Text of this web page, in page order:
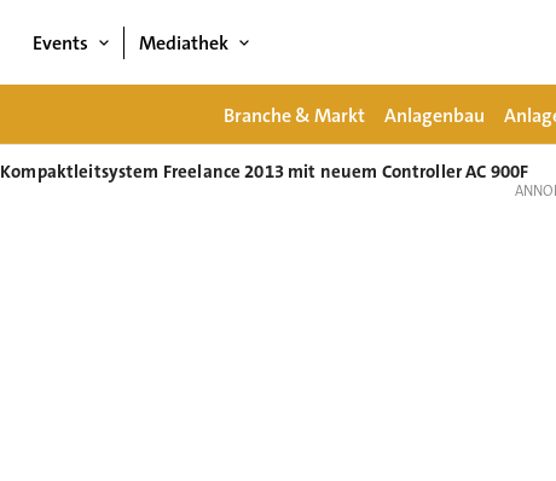
Events Mediathek
Branche & Markt Anlagenbau
Kompaktleitsystem Freelance 2013 mit neuem Controller AC 900F